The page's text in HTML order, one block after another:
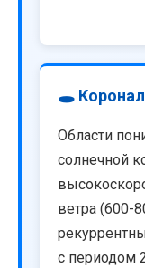
🕳️
Области
солнечной
ветра (600-
с периодом